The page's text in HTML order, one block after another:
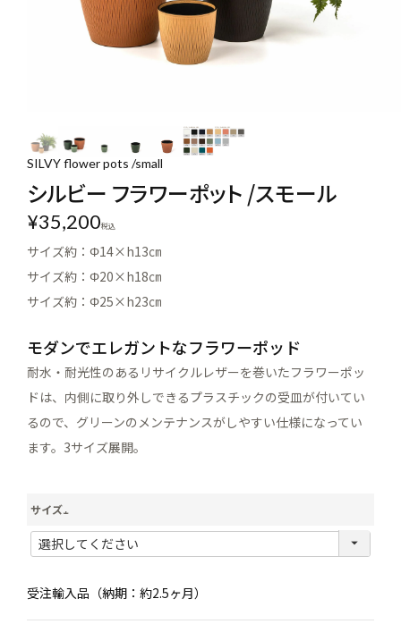
SILVY flower pots /small
シルビー フラワーポット /スモール
¥35,200税込
サイズ約：Φ14×h13㎝
サイズ約：Φ20×h18㎝
サイズ約：Φ25×h23㎝
モダンでエレガントなフラワーポッド
耐水・耐光性のあるリサイクルレザーを巻いたフラワーポッ
ドは、内側に取り外しできるプラスチックの受皿が付いてい
るので、グリーンのメンテナンスがしやすい仕様になってい
ます。3サイズ展開。
サイズ
(
須
受注輸入品（納期：約2.5ヶ月）